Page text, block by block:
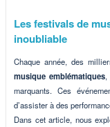
Les festivals de
inoubliable
Chaque année, des
musique emblématiques,
marquants. Ces
d’assister à des
Dans cet article, nous